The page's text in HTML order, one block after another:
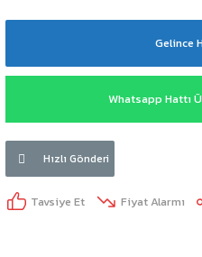
Gelince
Whatsapp Hattı
Hızlı Gönderi
Tavsiye Et Fiyat Alarmı